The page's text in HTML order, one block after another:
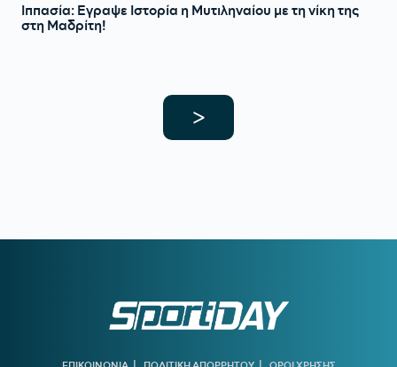
Ιππασία: Εγραψε Ιστορία η Μυτιληναίου με τη νίκη της
στη Μαδρίτη!
>